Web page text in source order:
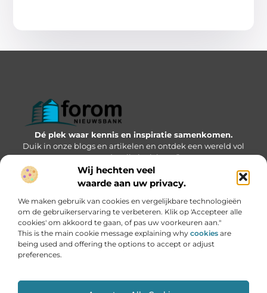
Wij hechten veel
waarde aan uw privacy.
We maken gebruik van cookies en vergelijkbare technologieën
om de gebruikerservaring te verbeteren. Klik op 'Accepteer alle
cookies' om akkoord te gaan, of pas uw voorkeuren aan."
This is the main cookie message explaining why cookies are
being used and offering the options to accept or adjust
preferences.
Dé plek waar kennis en inspiratie samenkomen.
Duik in onze blogs en artikelen en ontdek een wereld vol
waardevolle inzichten.”
Bericht categorie
Onze informatie